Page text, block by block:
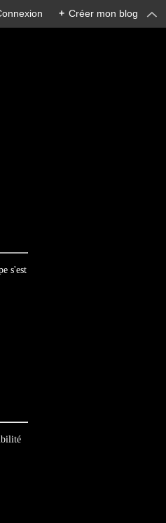
+ Créer mon blog
s'est